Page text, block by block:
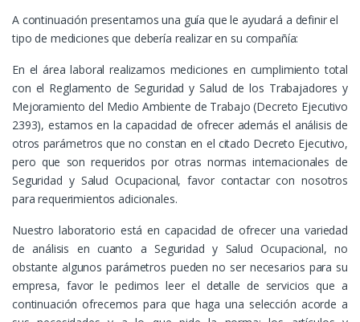
A continuación presentamos una guía que le ayudará a definir el
tipo de mediciones que debería realizar en su compañía:
En el área laboral realizamos mediciones en cumplimiento total
con el Reglamento de Seguridad y Salud de los Trabajadores y
Mejoramiento del Medio Ambiente de Trabajo (Decreto Ejecutivo
2393), estamos en la capacidad de ofrecer además el análisis de
otros parámetros que no constan en el citado Decreto Ejecutivo,
pero que son requeridos por otras normas internacionales de
Seguridad y Salud Ocupacional, favor contactar con nosotros
para requerimientos adicionales.
Nuestro laboratorio está en capacidad de ofrecer una variedad
de análisis en cuanto a Seguridad y Salud Ocupacional, no
obstante algunos parámetros pueden no ser necesarios para su
empresa, favor le pedimos leer el detalle de servicios que a
continuación ofrecemos para que haga una selección acorde a